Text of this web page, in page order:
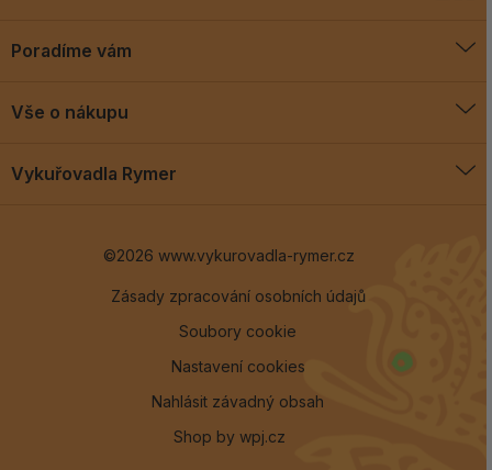
Poradíme vám
Blog
Vše o nákupu
Vykuřovadla Rymer
©2026 www.vykurovadla-rymer.cz
Zásady zpracování osobních údajů
Soubory cookie
Nastavení cookies
Nahlásit závadný obsah
Shop by wpj.cz